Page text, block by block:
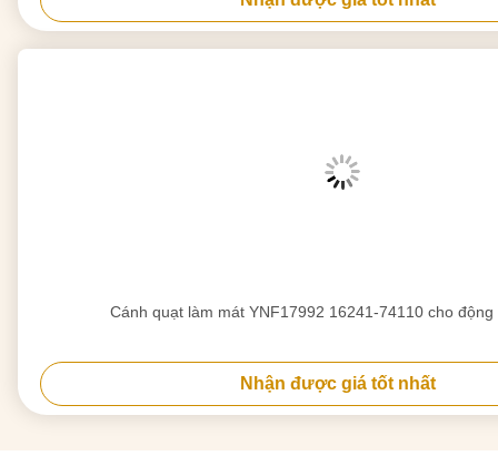
Cánh quạt làm mát YNF17992 16241-74110 cho
Nhận được giá tốt nhất